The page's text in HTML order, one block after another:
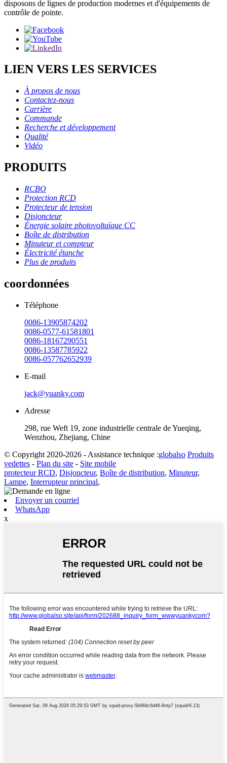
disposons de lignes de production modernes et d'équipements de
contrôle de pointe.
LIEN VERS LES SERVICES
À propos de nous
Contactez-nous
Carrière
Commande
Recherche et développement
Qualité
Vidéo
PRODUITS
RCBO
Protection RCD
Protecteur de tension
Disjoncteur
Énergie solaire photovoltaïque CC
Boîte de distribution
Minuteur et compteur
Électricité étanche
Plus de produits
coordonnées
Téléphone
0086-13905874202
0086-0577-61581801
0086-18167290551
0086-13587785922
0086-057762652939
E-mail
jack@yuanky.com
Adresse
298, rue Weft 19, zone industrielle centrale de Yueqing,
Wenzhou, Zhejiang, Chine
© Copyright 2020-2026 - Assistance technique :globalso Produits
vedettes - Plan du site - Site mobile
protecteur RCD, Disjoncteur, Boîte de distribution, Minuteur,
Lampe, Interrupteur principal,
Envoyer un courriel
WhatsApp
x